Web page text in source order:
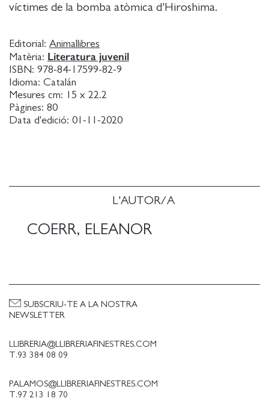
L'AUTOR/A
COERR, ELEANOR
víctimes de la bomba atòmica d'Hiroshima.
Editorial: Animallibres
Matèria: Literatura juvenil
ISBN: 978-84-17599-82-9
Idioma: Catalán
Mesures cm:
15 x 22.2
Pàgines: 80
Data d'edició: 01-11-2020
LLIBRERIA@LLIBRERIAFINESTRES.COM
T.93 384 08 09
PALAMOS@LLIBRERIAFINESTRES.COM
T.97 213 18 70
SUBSCRIU-TE A LA NOSTRA
NEWSLETTER